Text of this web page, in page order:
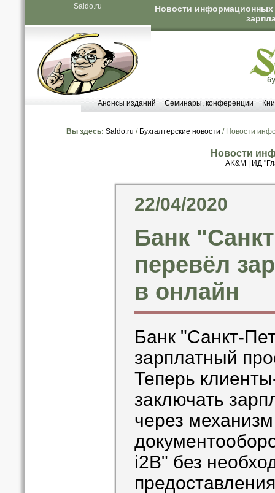
Saldo.ru
Новости информационных
Анонсы изданий Семинары, конференции
Вы здесь: Saldo.ru / Бухгалтерские новости / Новости
Новости
AK&M ИД
22/04/2020
Банк
перевёл
в онлайн
Банк "Санкт-
зарплатный
Теперь
заключать
через
i2B" без